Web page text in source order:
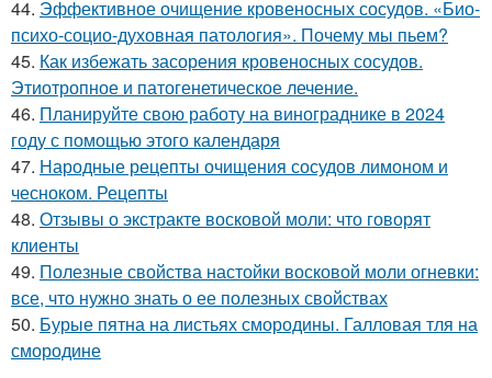
44. Эффективное очищение кровеносных сосудов. «Био-
психо-социо-духовная патология». Почему мы пьем?
45. Как избежать засорения кровеносных сосудов.
Этиотропное и патогенетическое лечение.
46. Планируйте свою работу на винограднике в 2024
году с помощью этого календаря
47. Народные рецепты очищения сосудов лимоном и
чесноком. Рецепты
48. Отзывы о экстракте восковой моли: что говорят
клиенты
49. Полезные свойства настойки восковой моли огневки:
все, что нужно знать о ее полезных свойствах
50. Бурые пятна на листьях смородины. Галловая тля на
смородине